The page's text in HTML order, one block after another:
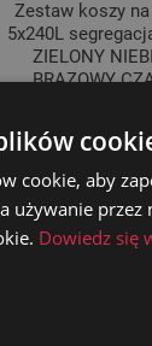
Zestaw koszy
5x240L
ZIELONY
BRĄZOWY
Dodaj do
cookie, aby
używanie
Dowiedz się